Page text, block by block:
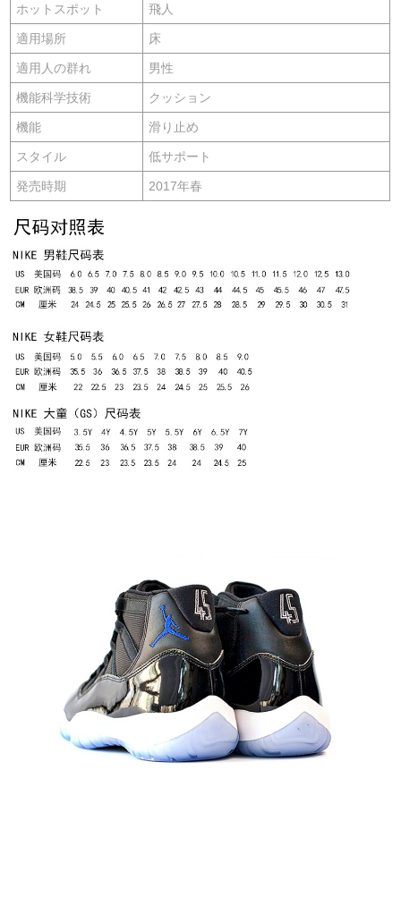
ホットスポット 飛人
適用場所 床
適用人の群れ 男性
機能科学技術 クッション
機能 滑り止め
スタイル 低サポート
発売時期 2017年春